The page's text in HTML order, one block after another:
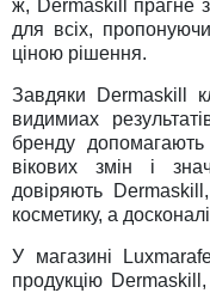
ж, Dermaskill прагне
для всіх,
ціною рішення.
Завдяки Dermaskill
видимиaх
бренду допомагають
вікових змін і
довіряють
косметику, а
У магазині
продукцію